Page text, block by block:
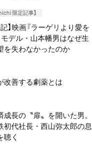
限定記事】
記】映画『ラーゲリより愛を
モデル・山本幡男はなぜ生
を失わなかったのか
改善する劇薬とは
成長の〝扉〟を開いた男。
初代社長・西山弥太郎の息
聴く